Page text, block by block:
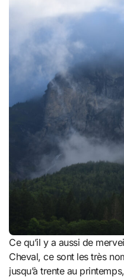
Ce qu’il y a aussi de
Cheval, ce sont les très
jusqu’à trente au